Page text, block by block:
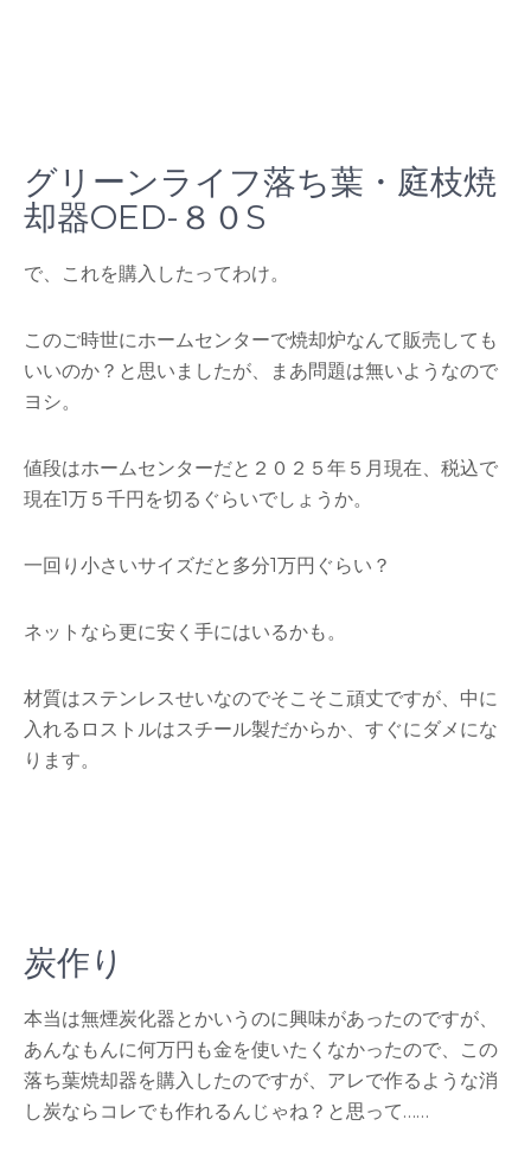
グリーンライフ落ち葉・庭枝焼
却器OED-８０S
で、これを購入したってわけ。
このご時世にホームセンターで焼却炉なんて販売しても
いいのか？と思いましたが、まあ問題は無いようなので
ヨシ。
値段はホームセンターだと２０２５年５月現在、税込で
現在1万５千円を切るぐらいでしょうか。
一回り小さいサイズだと多分1万円ぐらい？
ネットなら更に安く手にはいるかも。
材質はステンレスせいなのでそこそこ頑丈ですが、中に
入れるロストルはスチール製だからか、すぐにダメにな
ります。
炭作り
本当は無煙炭化器とかいうのに興味があったのですが、
あんなもんに何万円も金を使いたくなかったので、この
落ち葉焼却器を購入したのですが、アレで作るような消
し炭ならコレでも作れるんじゃね？と思って……